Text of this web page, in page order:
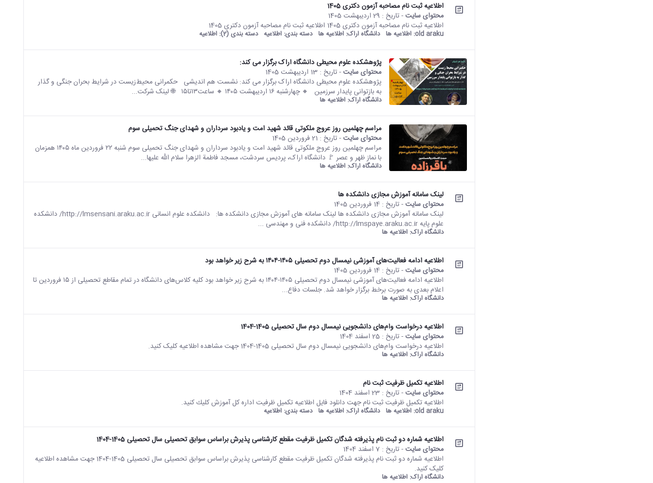
اطلاعیه ثبت نام مصاحبه آزمون دکتری 1405
محتوای سایت- تاریخ : 29 اردیبهشت 1405
اطلاعیه ثبت نام مصاحبه آزمون دکتری 1405 اطلاعیه ثبت نام مصاحبه آزمون دکتری 1405
old araku: اطلاعیه ها دانشگاه اراک: اطلاعیه ها دسته بندی: اطلاعیه دسته بندی (2): اطلاعیه
پژوهشکده علوم محیطی دانشگاه اراک برگزار می کند:
محتوای سایت- تاریخ : 13 اردیبهشت 1405
پژوهشکده علوم محیطی دانشگاه اراک برگزار می کند: نشست هم اندیشی حکمرانی محیط‌زیست در شرایط بحران جنگی و گذار
به بازتوانی پایدار سرزمین 🔸 چهارشنبه ۱۶ اردیبهشت ۱۴۰۵ 🔸 ساعت۱۳تا۱۵ 🌐 لینک شرکت...
دانشگاه اراک: اطلاعیه ها
مراسم چهلمین روز عروج ملکوتی قائد شهید امت و يادبود سرداران و شهدای جنگ تحمیلی سوم
محتوای سایت- تاریخ : 21 فروردین 1405
مراسم چهلمین روز عروج ملکوتی قائد شهید امت و يادبود سرداران و شهدای جنگ تحمیلی سوم شنبه ۲۲ فروردین ماه ۱۴۰۵ همزمان
با نماز ظهر و عصر 🚩 دانشگاه اراک، پرديس سردشت، مسجد فاطمة الزهرا سلام الله علیها...
دانشگاه اراک: اطلاعیه ها
لینک سامانه آموزش مجازی دانشکده ها
محتوای سایت- تاریخ : 14 فروردین 1405
لینک سامانه آموزش مجازی دانشکده ها لینک سامانه های آموزش مجازی دانشکده ها: دانشکده علوم انسانی http://lmsensani.araku.ac.ir/ دانشکده
علوم پایه http://lmspaye.araku.ac.ir/ دانشکده فنی و مهندسی ...
دانشگاه اراک: اطلاعیه ها
اطلاعيه ادامه فعالیت‌های آموزشی نیمسال دوم تحصیلی ۱۴۰۵-۱۴۰۴ به شرح زیر خواهد بود
محتوای سایت- تاریخ : 14 فروردین 1405
اطلاعيه ادامه فعالیت‌های آموزشی نیمسال دوم تحصیلی ۱۴۰۵-۱۴۰۴ به شرح زیر خواهد بود کلیه کلاس‌های دانشگاه در تمام مقاطع تحصیلی از ۱۵ فروردین تا
اعلام بعدی به صورت برخط برگزار خواهد شد. جلسات دفاع...
دانشگاه اراک: اطلاعیه ها
اطلاعیه درخواست وام‌های دانشجویی نیمسال دوم سال تحصیلی 1405-1404
محتوای سایت- تاریخ : 25 اسفند 1404
اطلاعیه درخواست وام‌های دانشجویی نیمسال دوم سال تحصیلی 1405-1404 جهت مشاهده اطلاعیه کلیک کنید.
دانشگاه اراک: اطلاعیه ها
اطلاعیه تکمیل ظرفیت ثبت نام
محتوای سایت- تاریخ : 23 اسفند 1404
اطلاعیه تکمیل ظرفیت ثبت نام جهت دانلود فايل اطلاعیه تكميل ظرفيت اداره کل آموزش كليك كنيد.
old araku: اطلاعیه ها دانشگاه اراک: اطلاعیه ها دسته بندی: اطلاعیه
اطلاعیه شماره دو ثبت نام پذیرفته شدگان تکمیل ظرفیت مقطع کارشناسی پذیرش براساس سوابق تحصیلی سال تحصیلی 1405-1404
محتوای سایت- تاریخ : 7 اسفند 1404
اطلاعیه شماره دو ثبت نام پذیرفته شدگان تکمیل ظرفیت مقطع کارشناسی پذیرش براساس سوابق تحصیلی سال تحصیلی 1405-1404 جهت مشاهده اطلاعیه
کلیک کنید.
دانشگاه اراک: اطلاعیه ها